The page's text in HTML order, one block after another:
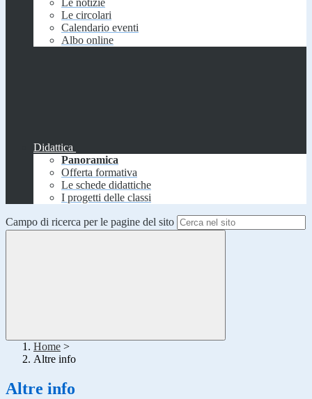
Le notizie
Le circolari
Calendario eventi
Albo online
Didattica
Panoramica
Offerta formativa
Le schede didattiche
I progetti delle classi
Campo di ricerca per le pagine del sito
Home >
Altre info
Altre info